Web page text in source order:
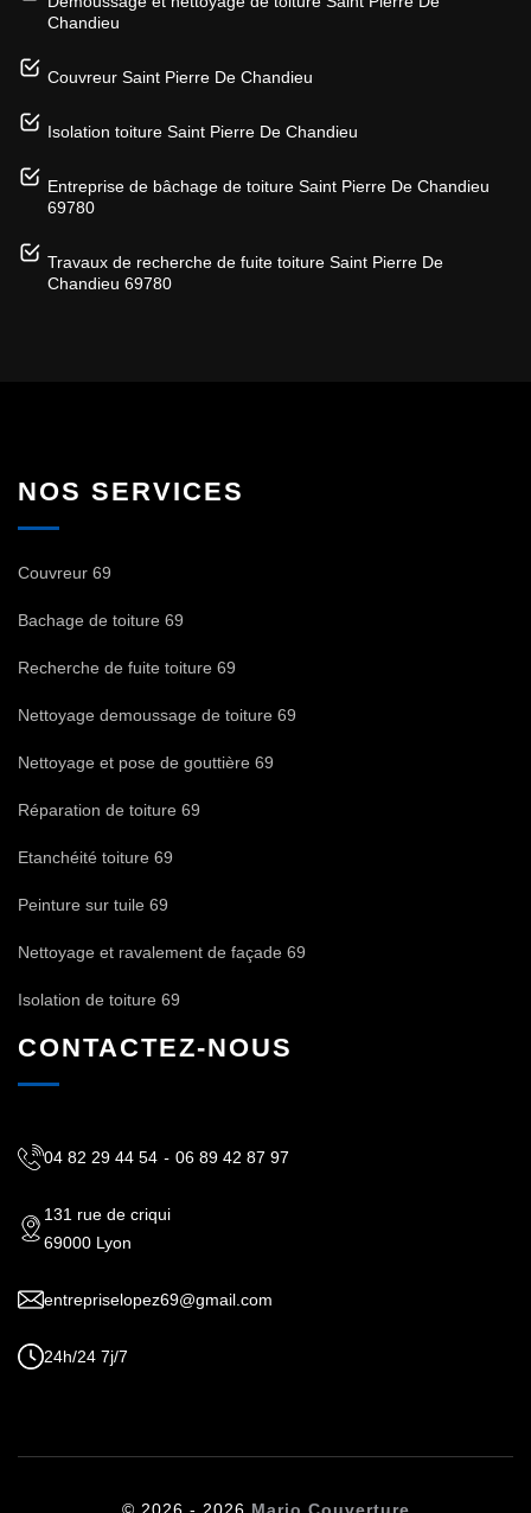
Chandieu
Couvreur Saint Pierre De Chandieu
Isolation toiture Saint Pierre De Chandieu
Entreprise de bâchage de toiture Saint Pierre De Chandieu
69780
Travaux de recherche de fuite toiture Saint Pierre De
Chandieu 69780
NOS SERVICES
Couvreur 69
Bachage de toiture 69
Recherche de fuite toiture 69
Nettoyage demoussage de toiture 69
Nettoyage et pose de gouttière 69
Réparation de toiture 69
Etanchéité toiture 69
Peinture sur tuile 69
Nettoyage et ravalement de façade 69
Isolation de toiture 69
CONTACTEZ-NOUS
04 82 29 44 54 - 06 89 42 87 97
131 rue de criqui
69000 Lyon
entrepriselopez69@gmail.com
24h/24 7j/7
© 2026 - 2026 Mario Couverture